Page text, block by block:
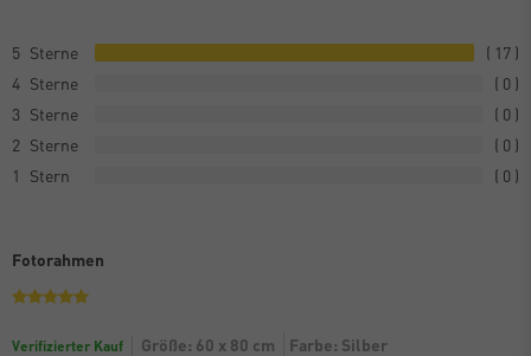
5
17
4
0
3
0
2
0
1
0
Fotorahmen
Verifizierter Kauf Größe: 60 x 80 cm
Farbe: Silber